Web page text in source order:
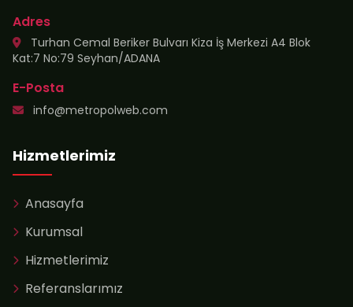
Adres
Turhan Cemal Beriker Bulvarı Kiza İş Merkezi A4 Blok
Kat:7 No:79 Seyhan/ADANA
E-Posta
info@metropolweb.com
Hizmetlerimiz
Anasayfa
Kurumsal
Hizmetlerimiz
Referanslarımız